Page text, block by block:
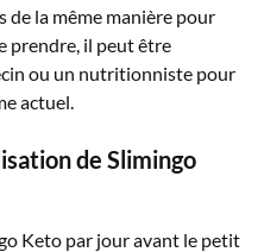
la même manière pour
prendre, il peut être
ou un nutritionniste pour
actuel.
de Slimingo
Keto par jour avant le petit